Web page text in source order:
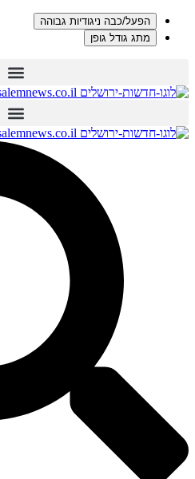
הפעל/כבה ניגודיות גבוהה
מתג גודל גופן